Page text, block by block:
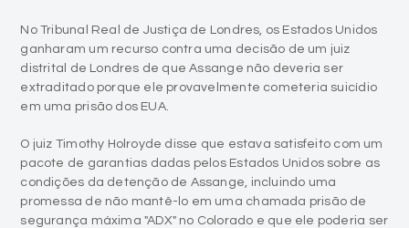
No Tribunal Real de Justiça de Londres, os Estados Unidos
ganharam um recurso contra uma decisão de um juiz
distrital de Londres de que Assange não deveria ser
extraditado porque ele provavelmente cometeria suicídio
em uma prisão dos EUA.
O juiz Timothy Holroyde disse que estava satisfeito com um
pacote de garantias dadas pelos Estados Unidos sobre as
condições da detenção de Assange, incluindo uma
promessa de não mantê-lo em uma chamada prisão de
segurança máxima "ADX" no Colorado e que ele poderia ser